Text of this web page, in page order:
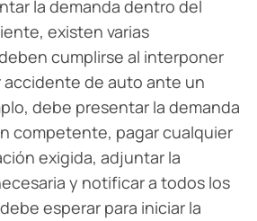
la demanda dentro del
existen varias
cumplirse al interponer
accidente de auto ante un
debe presentar la demanda
competente, pagar cualquier
exigida, adjuntar la
y notificar a todos los
esperar para iniciar la